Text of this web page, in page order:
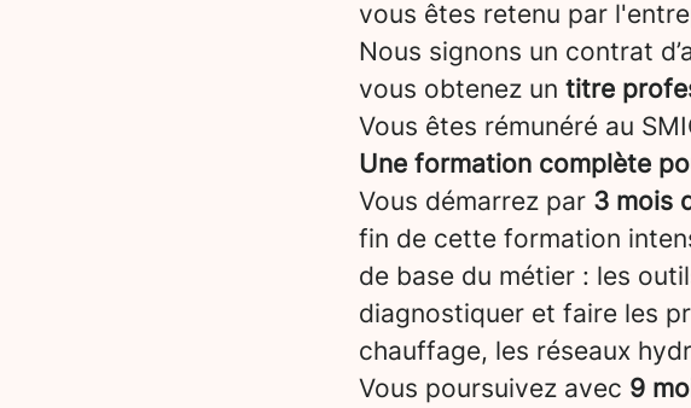
vous êtes retenu par
Nous signons un contrat
vous obtenez un titre
Vous êtes rémunéré au
Une formation complète
Vous démarrez par 3 mois
fin de cette formation
de base du métier : les
diagnostiquer et faire les
chauffage, les réseaux
Vous poursuivez avec 9